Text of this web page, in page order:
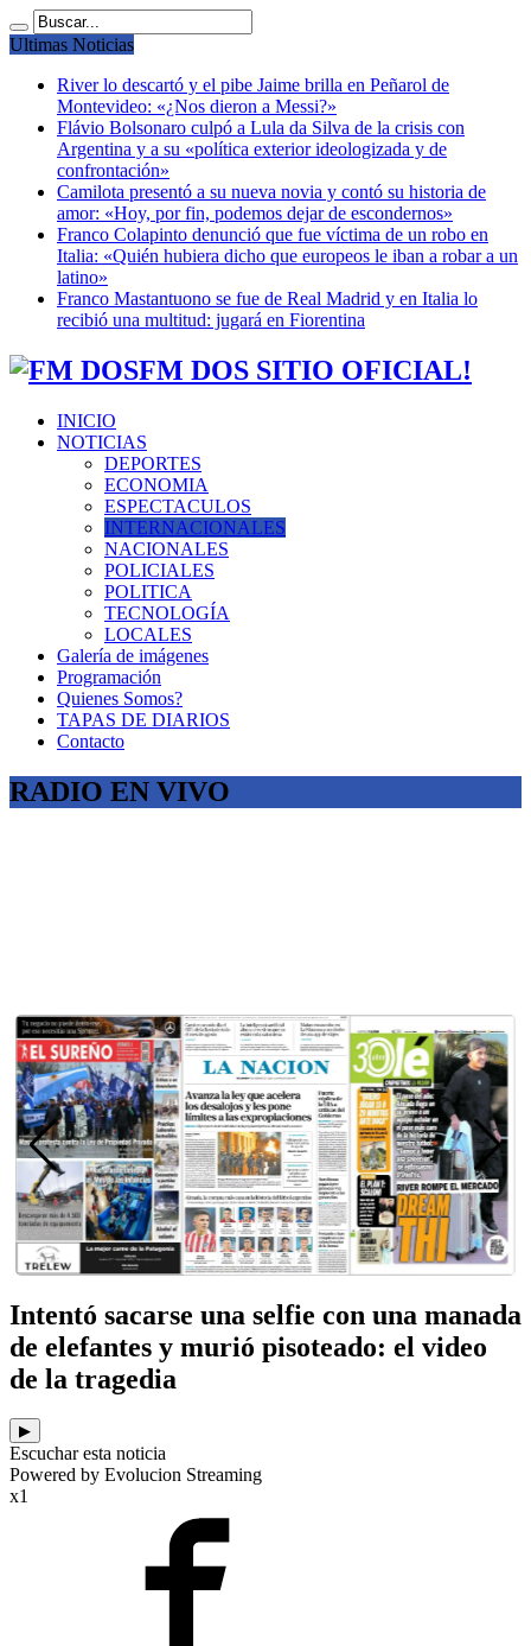
Ultimas Noticias
River lo descartó y el pibe Jaime brilla en Peñarol de
Montevideo: «¿Nos dieron a Messi?»
Flávio Bolsonaro culpó a Lula da Silva de la crisis con
Argentina y a su «política exterior ideologizada y de
confrontación»
Camilota presentó a su nueva novia y contó su historia de
amor: «Hoy, por fin, podemos dejar de escondernos»
Franco Colapinto denunció que fue víctima de un robo en
Italia: «Quién hubiera dicho que europeos le iban a robar a un
latino»
Franco Mastantuono se fue de Real Madrid y en Italia lo
recibió una multitud: jugará en Fiorentina
FM DOS SITIO OFICIAL!
INICIO
NOTICIAS
DEPORTES
ECONOMIA
ESPECTACULOS
INTERNACIONALES
NACIONALES
POLICIALES
POLITICA
TECNOLOGÍA
LOCALES
Galería de imágenes
Programación
Quienes Somos?
TAPAS DE DIARIOS
Contacto
RADIO EN VIVO
Intentó sacarse una selfie con una manada
de elefantes y murió pisoteado: el video
de la tragedia
▶
Escuchar esta noticia
Powered by Evolucion Streaming
x1